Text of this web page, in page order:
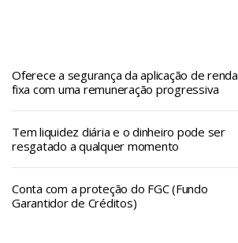
Oferece a segurança da aplicação de renda
fixa com uma remuneração progressiva
Tem liquidez diária e o dinheiro pode ser
resgatado a qualquer momento
Conta com a proteção do FGC (Fundo
Garantidor de Créditos)